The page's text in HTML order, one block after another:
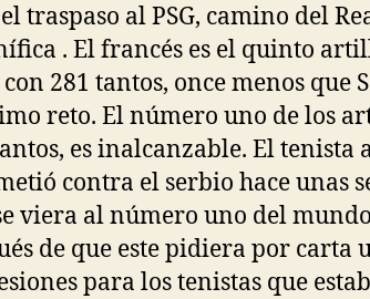
traspaso al PSG, camino del
. El francés es el quinto
281 tantos, once menos que
reto. El número uno de los
es inalcanzable. El tenista
contra el serbio hace unas
viera al número uno del
de que este pidiera por carta
para los tenistas que